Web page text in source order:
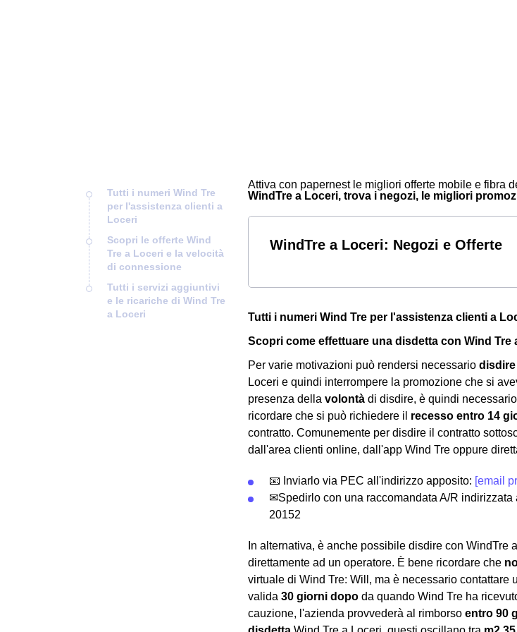
Tutti i numeri Wind Tre
per l'assistenza clienti a
Loceri
Scopri le offerte Wind
Tre a Loceri e la velocità
di connessione
Tutti i servizi aggiuntivi
e le ricariche di Wind Tre
a Loceri
Attiva con papernest le migliori offerte mobile e fibra
WindTre a Loceri, trova i negozi, le migliori
WindTre a Loceri: Negozi e Offerte
Tutti i numeri Wind Tre per l'assistenza clienti a
Scopri come effettuare una disdetta con Wind Tre
Per varie motivazioni può rendersi necessario disdire
Loceri e quindi interrompere la promozione che si
presenza della volontà di disdire, è quindi necessario
ricordare che si può richiedere il recesso entro 14
contratto. Comunemente per disdire il contratto
dall'area clienti online, dall'app Wind Tre oppure
📧 Inviarlo via PEC all'indirizzo apposito: [email
✉Spedirlo con una raccomandata A/R
20152
In alternativa, è anche possibile disdire con
direttamente ad un operatore. È bene ricordare che
virtuale di Wind Tre: Will, ma è necessario contattare
valida 30 giorni dopo da quando Wind Tre ha
cauzione, l'azienda provvederà al rimborso entro 90